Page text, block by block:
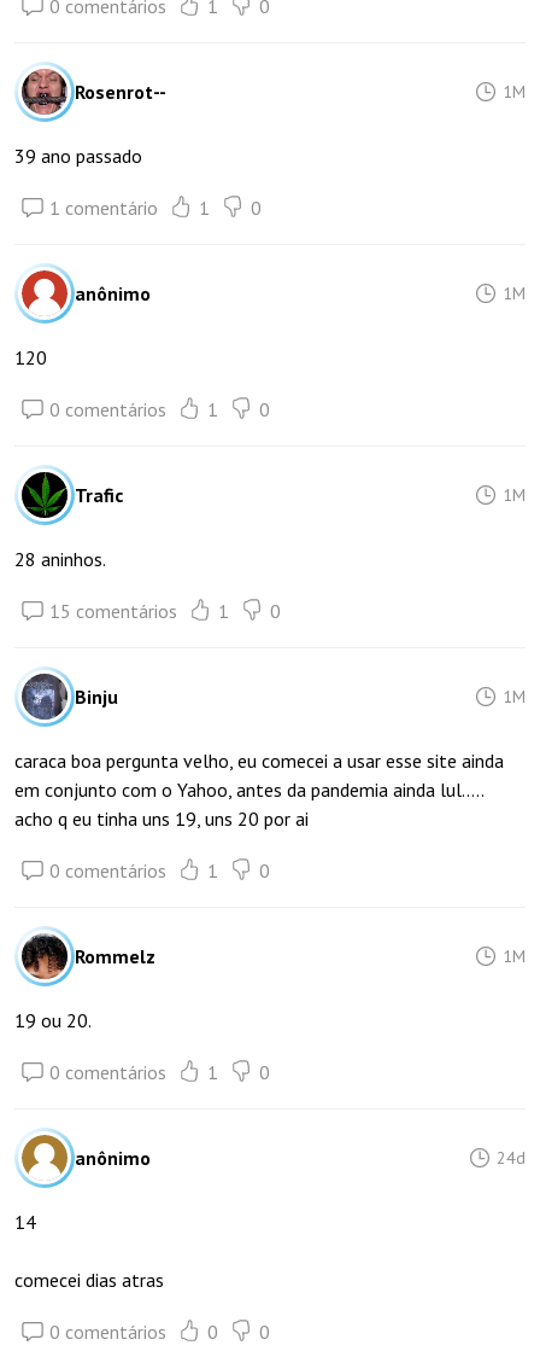
0 comentários 1 0
Rosenrot-- 1M
39 ano passado
1 comentário 1 0
anônimo 1M
120
0 comentários 1 0
Trafic 1M
28 aninhos.
15 comentários 1 0
Binju 1M
caraca boa pergunta velho, eu comecei a usar esse site ainda
em conjunto com o Yahoo, antes da pandemia ainda lul.....
acho q eu tinha uns 19, uns 20 por ai
0 comentários 1 0
Rommelz 1M
19 ou 20.
0 comentários 1 0
anônimo 24d
14
comecei dias atras
0 comentários 0 0